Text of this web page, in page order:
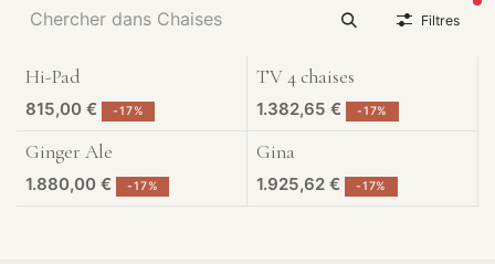
Filtres
Exposé à Liège
Hi-Pad
815,00 € -17%
Exposé à Liège
TV 4 chaises
1.382,65 € -17%
Exposé à Liège
Ginger Ale
1.880,00 € -17%
Exposé à Liège
Gina
1.925,62€ -17%